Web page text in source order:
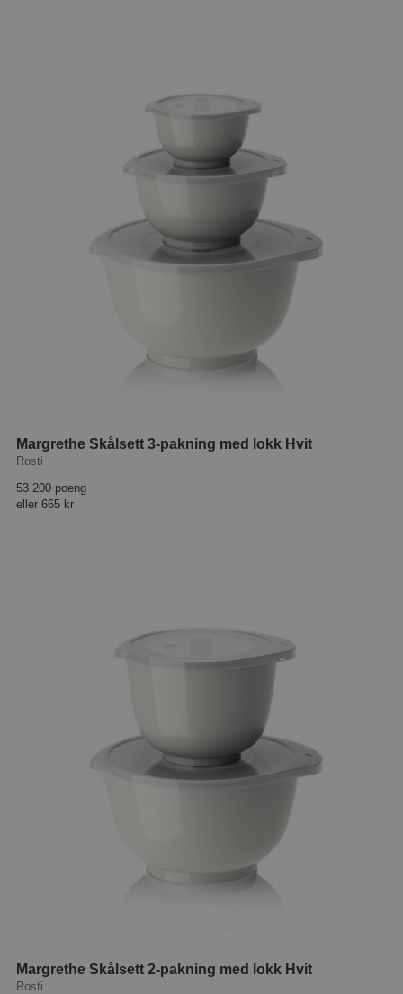
Margrethe Skålsett 3-pakning med lokk Hvit
Rosti
53 200 poeng
eller 665 kr
Margrethe Skålsett 2-pakning med lokk Hvit
Rosti